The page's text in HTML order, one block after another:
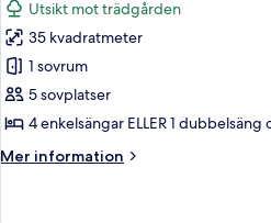
foton
för
Familjerum
-
anslutande
Utsikt mot trädgården
35 kvadratmeter
1 sovrum
5 sovplatser
4 enkelsängar ELLER 1 dubbelsäng
Mer information
Mer